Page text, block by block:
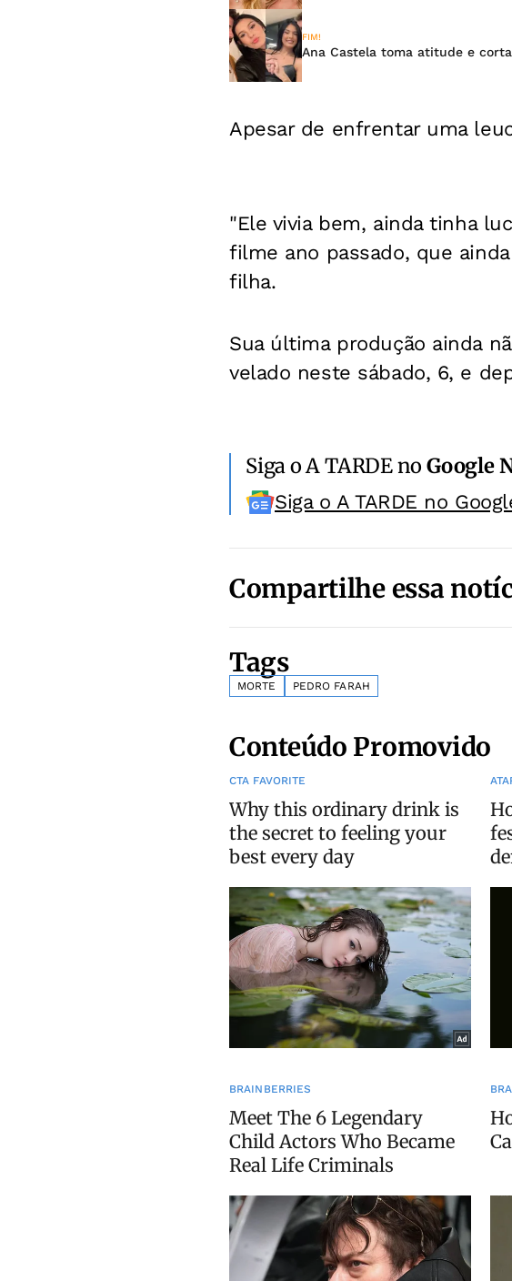
FIM!
Ana Castela toma atitude e
Apesar de enfrentar uma
"Ele vivia bem, ainda tinha
filme ano passado, que
filha.
Sua última produção ainda
velado neste sábado, 6, e
Siga o A TARDE noGoogle
Siga o A TARDE no
Compartilhe essa
Tags
MORTE PEDRO FARAH